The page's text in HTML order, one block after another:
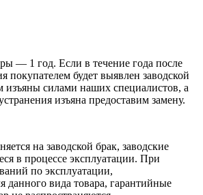
— 1 год. Если в течение года после
покупателем будет выявлен заводской
изъяны силами наших специалистов, а
изъяна предоставим замену.
на заводской брак, заводские
в процессе эксплуатации. При
по эксплуатации,
данного вида товара, гарантийные